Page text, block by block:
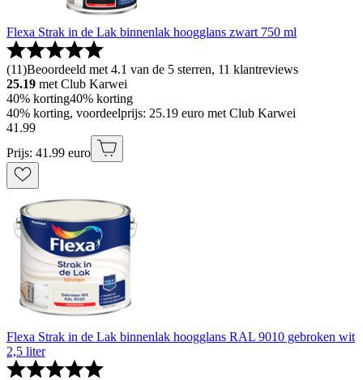
Flexa Strak in de Lak binnenlak hoogglans zwart 750 ml
(11)Beoordeeld met 4.1 van de 5 sterren, 11 klantreviews
25.19 met Club Karwei
40% korting40% korting
40% korting, voordeelprijs: 25.19 euro met Club Karwei
41 .99
Prijs: 41.99 euro
Flexa Strak in de Lak binnenlak hoogglans RAL 9010 gebroken wit
2,5 liter